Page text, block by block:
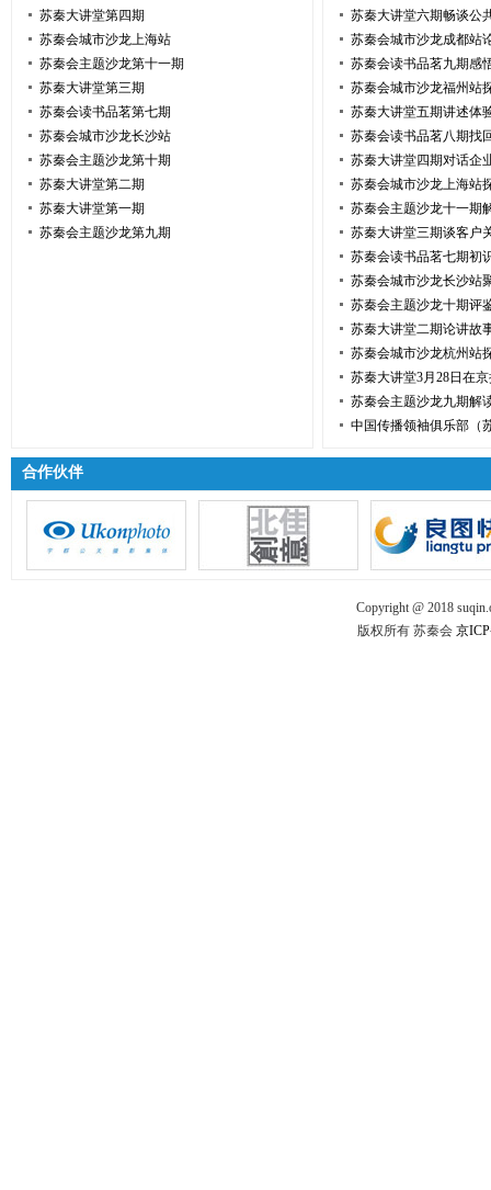
苏秦大讲堂第四期
苏秦会城市沙龙上海站
苏秦会主题沙龙第十一期
苏秦大讲堂第三期
苏秦会读书品茗第七期
苏秦会城市沙龙长沙站
苏秦会主题沙龙第十期
苏秦大讲堂第二期
苏秦大讲堂第一期
苏秦会主题沙龙第九期
苏秦大讲堂六期畅谈公
苏秦会城市沙龙成都站
苏秦会读书品茗九期感
苏秦会城市沙龙福州站
苏秦大讲堂五期讲述体
苏秦会读书品茗八期找
苏秦大讲堂四期对话企
苏秦会城市沙龙上海站
苏秦会主题沙龙十一期
苏秦大讲堂三期谈客户
苏秦会读书品茗七期初
苏秦会城市沙龙长沙站
苏秦会主题沙龙十期评
苏秦大讲堂二期论讲故
苏秦会城市沙龙杭州站
苏秦大讲堂3月28日在
苏秦会主题沙龙九期解
中国传播领袖俱乐部（
合作伙伴
Copyright @ 2018
版权所有 苏秦会 京